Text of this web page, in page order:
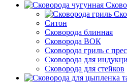
Ситон
Сковорода блинная
Сковорода ВОК
Сковорода гриль с
Сковорода для
Сковорода для стейков